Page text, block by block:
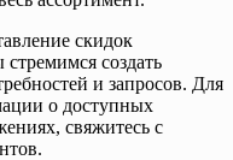
скидок
создать
и запросов. Для
о доступных
свяжитесь с